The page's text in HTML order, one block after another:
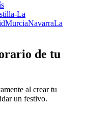
La
MurciaNavarraLa
de tu
al crear tu
un festivo.